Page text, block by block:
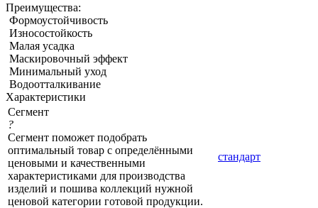
Преимущества:
Формоустойчивость
Износостойкость
Малая усадка
Маскировочный эффект
Минимальный уход
Водоотталкивание
Характеристики
Сегмент
?
Сегмент поможет подобрать
оптимальный товар с определёнными
ценовыми и качественными
характеристиками для производства
изделий и пошива коллекций нужной
ценовой категории готовой продукции.
стандарт